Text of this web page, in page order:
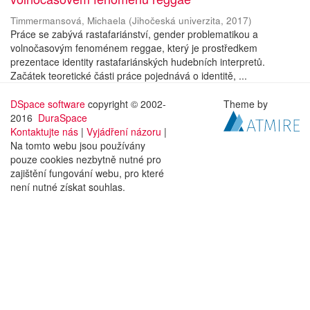
Timmermansová, Michaela (Jihočeská univerzita, 2017)
Práce se zabývá rastafariánství, gender problematikou a
volnočasovým fenoménem reggae, který je prostředkem
prezentace identity rastafariánských hudebních interpretů.
Začátek teoretické části práce pojednává o identitě, ...
DSpace software copyright © 2002-
2016 DuraSpace
Kontaktujte nás | Vyjádření názoru |
Na tomto webu jsou používány
pouze cookies nezbytně nutné pro
zajištění fungování webu, pro které
není nutné získat souhlas.
Theme by